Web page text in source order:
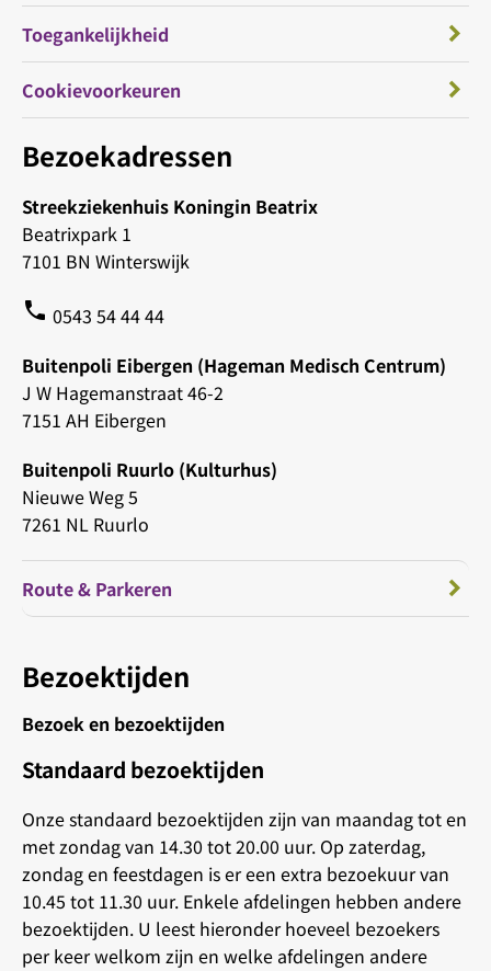
Bezoekadressen
Streekziekenhuis Koningin Beatrix
Beatrixpark 1
7101 BN Winterswijk
phone 0543 54 44 44
Buitenpoli Eibergen (Hageman Medisch Centrum)
J W Hagemanstraat 46-2
7151 AH Eibergen
Buitenpoli Ruurlo (Kulturhus)
Nieuwe Weg 5
7261 NL Ruurlo
Route & Parkeren
Bezoektijden
Bezoek en bezoektijden
Standaard bezoektijden
Onze standaard bezoektijden zijn van maandag tot en
met zondag van 14.30 tot 20.00 uur. Op zaterdag,
zondag en feestdagen is er een extra bezoekuur van
10.45 tot 11.30 uur. Enkele afdelingen hebben andere
bezoektijden. U leest hieronder hoeveel bezoekers
per keer welkom zijn en welke afdelingen andere
Toegankelijkheid
Cookievoorkeuren